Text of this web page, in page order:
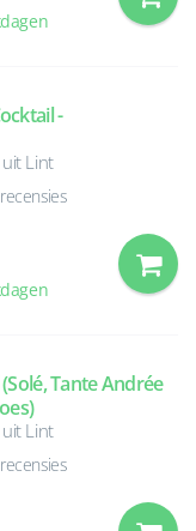
-
Lint
Tante Andrée
Lint